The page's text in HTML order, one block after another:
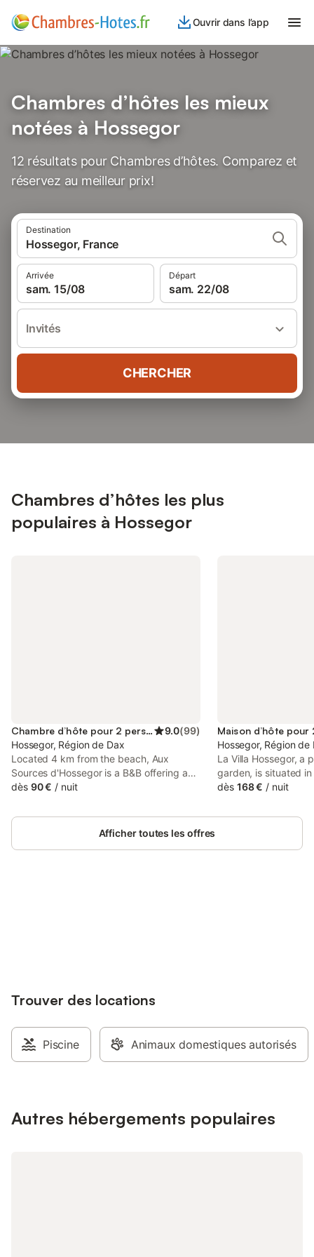
Ouvrir dans l’app
Chambres d’hôtes les mieux
notées à Hossegor
12 résultats pour Chambres d’hôtes. Comparez et
réservez au meilleur prix!
Destination
Hossegor, France
Arrivée
sam. 15/08
Départ
sam. 22/08
Invités
CHERCHER
Chambres d’hôtes les plus
populaires à Hossegor
Chambre d’hôte pour 2 personnes 9.0(99)
Hossegor, Région de Dax
Located 4 km from the beach, Aux
Sources d'Hossegor is a B&B offering a
garden with a furnished terrace. Each
a flat-screen TV and free WiFi access.
dès 90 € / nuit
Hossegor, Région de
La Villa Hossegor, a
garden, is situated
from Parc, 37 km
Station.
dès 168 € / nuit
Afficher toutes les offres
Trouver des locations
Piscine Animaux domestiques autorisés
Autres hébergements populaires